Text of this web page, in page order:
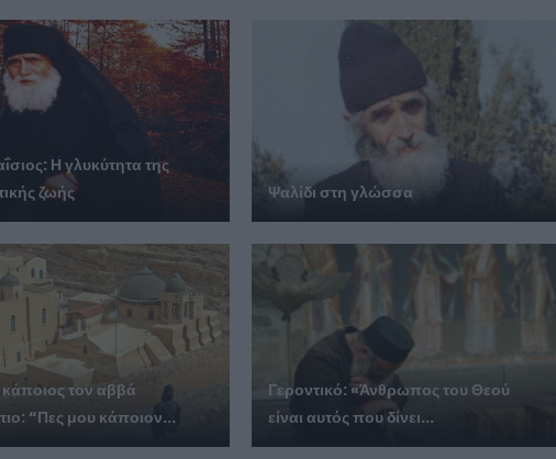
Η γλυκύτητα της
ζωής
Ψαλίδι στη γλώσσα
τον αββά
“Πες μου κάποιον...
Γεροντικό: «Άνθρωπος του Θεού
είναι αυτός που δίνει...